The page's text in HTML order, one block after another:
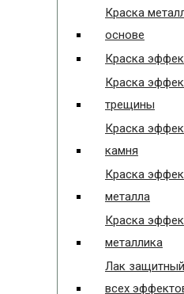
Краска
основе
Краска
Краска
трещины
Краска
камня
Краска
металла
Краска
металлика
Лак
всех